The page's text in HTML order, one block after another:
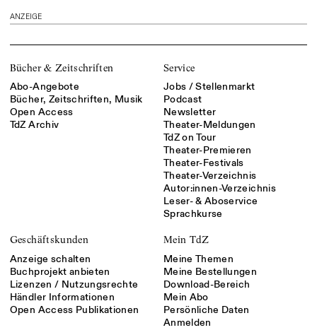
ANZEIGE
Bücher & Zeitschriften
Abo-Angebote
Bücher, Zeitschriften, Musik
Open Access
TdZ Archiv
Service
Jobs / Stellenmarkt
Podcast
Newsletter
Theater-Meldungen
TdZ on Tour
Theater-Premieren
Theater-Festivals
Theater-Verzeichnis
Autor:innen-Verzeichnis
Leser- & Aboservice
Sprachkurse
Geschäftskunden
Anzeige schalten
Buchprojekt anbieten
Lizenzen / Nutzungsrechte
Händler Informationen
Open Access Publikationen
Mein TdZ
Meine Themen
Meine Bestellungen
Download-Bereich
Mein Abo
Persönliche Daten
Anmelden